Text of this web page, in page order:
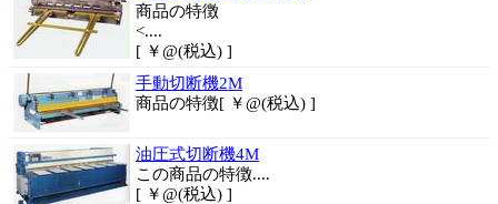
商品の特徴
<....
[ ￥@(税込) ]
手動切断機2M
商品の特徴[ ￥@(税込) ]
油圧式切断機4M
この商品の特徴....
[ ￥@(税込) ]